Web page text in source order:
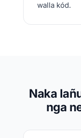
walla kód.
Naka
nga